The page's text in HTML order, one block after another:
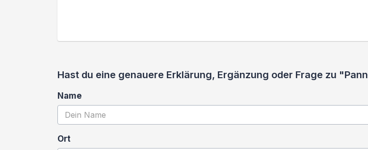
Hast du eine genauere Erklärung, Ergänzung oder Frage zu
Name
Ort